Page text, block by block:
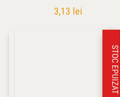
3,13 lei
STOC EPUIZAT